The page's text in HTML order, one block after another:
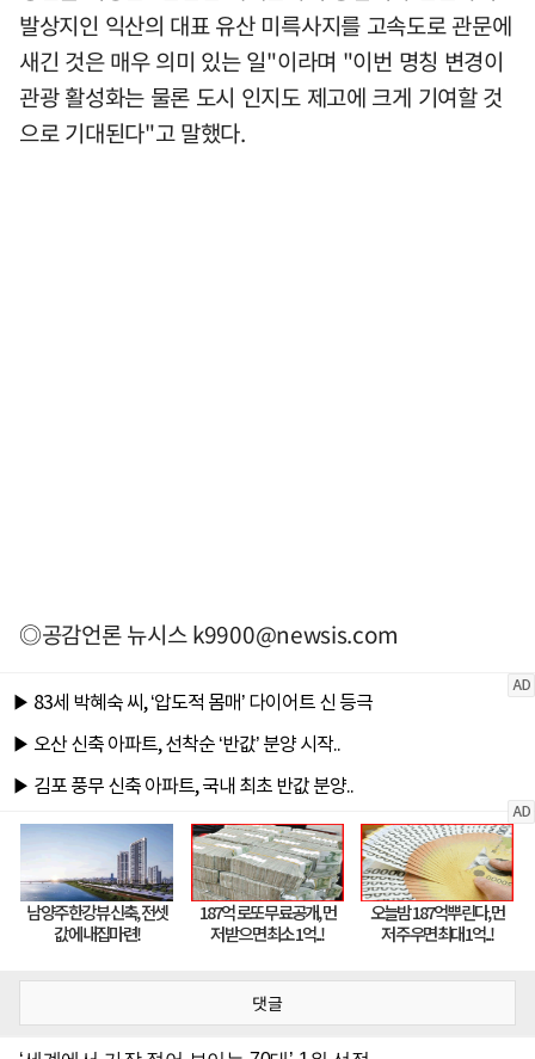
발상지인 익산의 대표 유산 미륵사지를 고속도로 관문에
새긴 것은 매우 의미 있는 일"이라며 "이번 명칭 변경이
관광 활성화는 물론 도시 인지도 제고에 크게 기여할 것
으로 기대된다"고 말했다.
◎공감언론 뉴시스k9900@newsis.com
댓글